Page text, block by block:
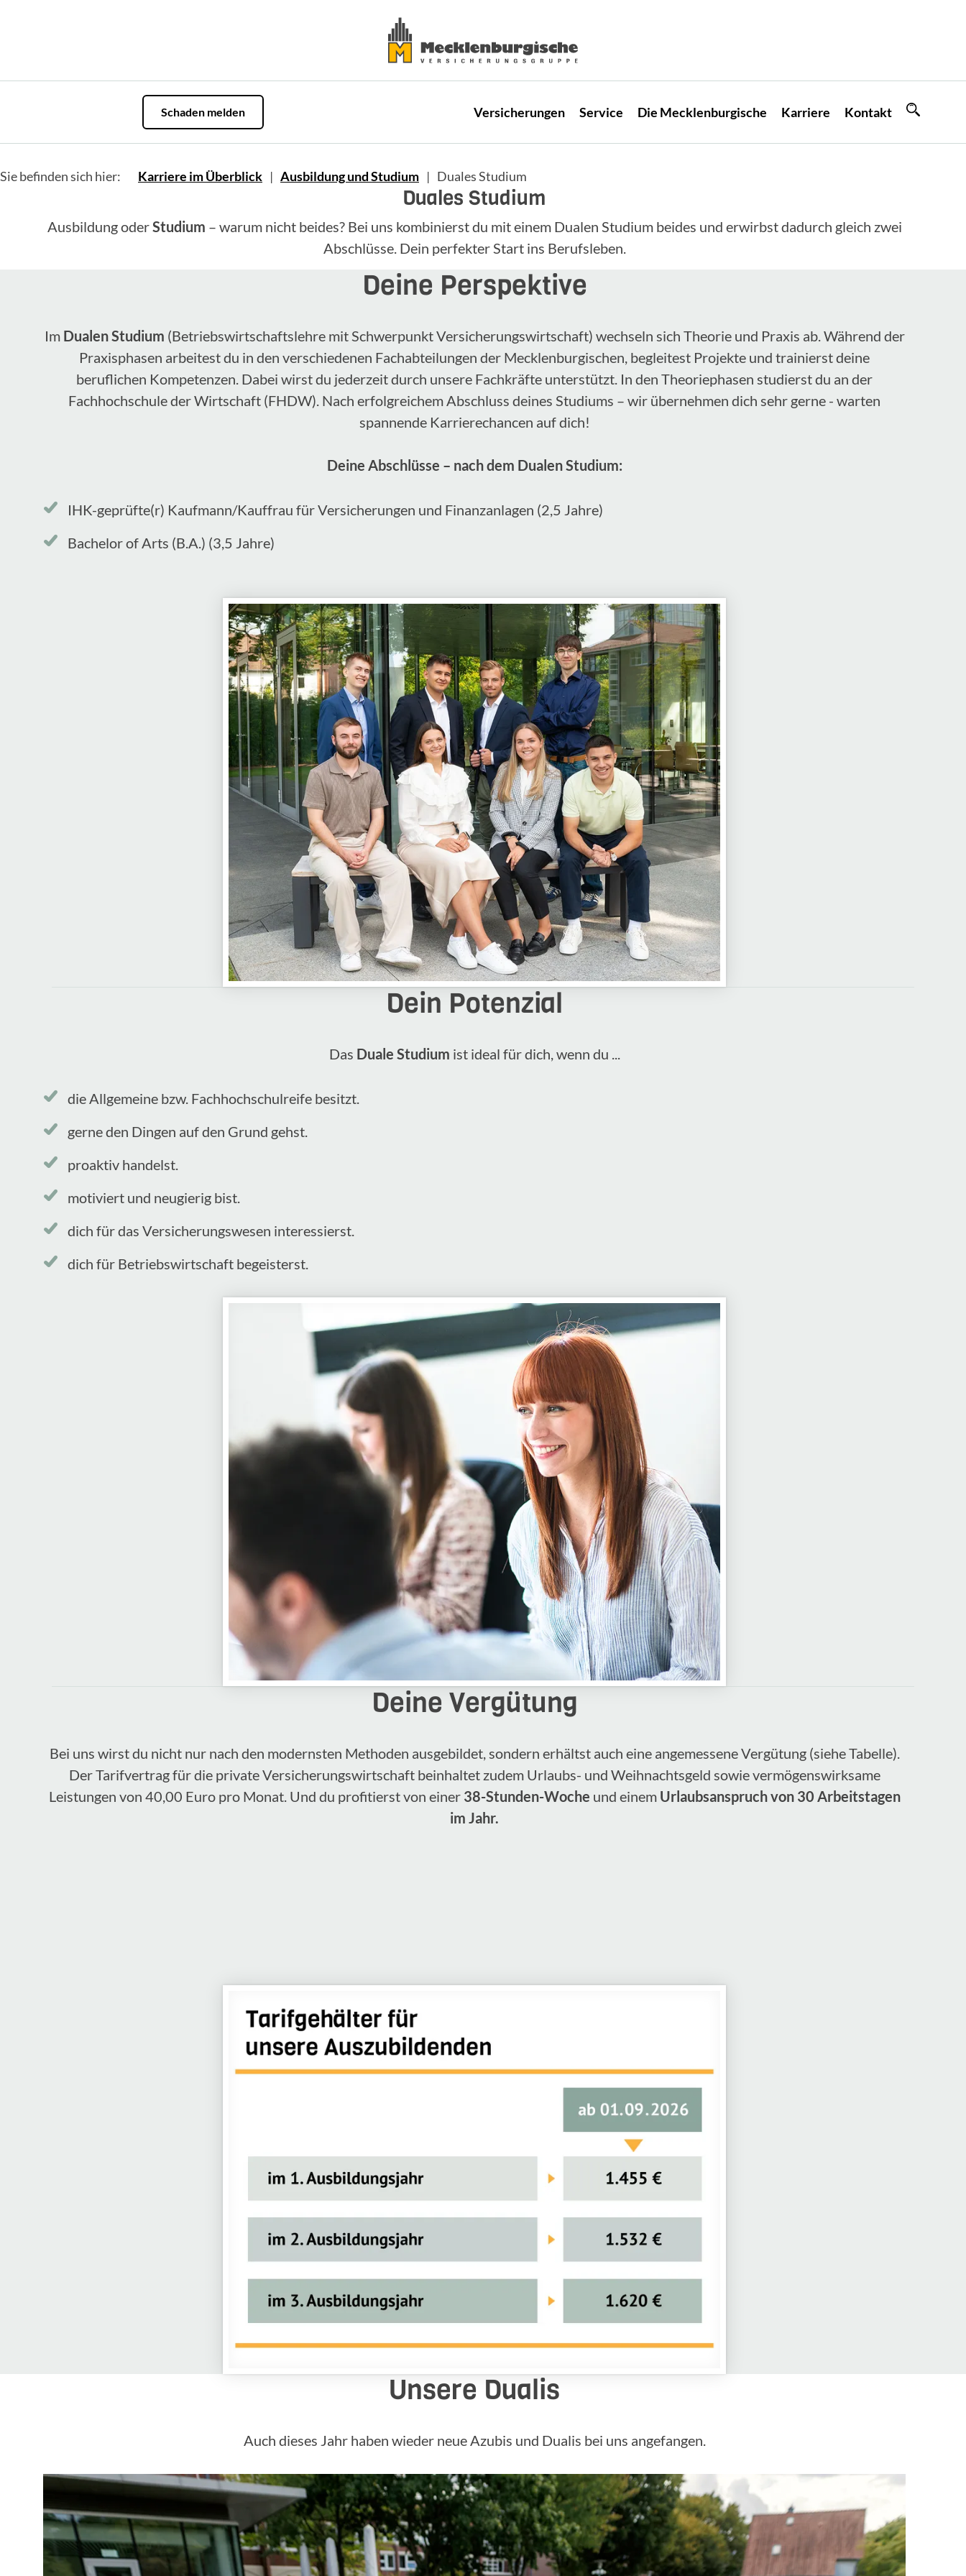
Schaden melden Versicherungen Service Die Mecklenburgische Karriere Kontakt
Sie befinden sich hier: Karriere im Überblick Ausbildung und Studium Duales Studium
Duales Studium
Ausbildung oderStudium – warum nicht beides? Bei uns kombinierst du mit einem Dualen Studium beides und erwirbst dadurch gleich zwei
Abschlüsse. Dein perfekter Start ins Berufsleben.
Deine Perspektive
Im Dualen Studium (Betriebswirtschaftslehre mit Schwerpunkt Versicherungswirtschaft) wechseln sich Theorie und Praxis ab. Während der
Praxisphasen arbeitest du in den verschiedenen Fachabteilungen der Mecklenburgischen, begleitest Projekte und trainierst deine
beruflichen Kompetenzen. Dabei wirst du jederzeit durch unsere Fachkräfte unterstützt. In den Theoriephasen studierst du an der
Fachhochschule der Wirtschaft (FHDW). Nach erfolgreichem Abschluss deines Studiums – wir übernehmen dich sehr gerne - warten
spannende Karrierechancen auf dich!
Deine Abschlüsse – nach dem Dualen Studium:
IHK-geprüfte(r) Kaufmann/Kauffrau für Versicherungen und Finanzanlagen (2,5 Jahre)
Bachelor of Arts (B.A.) (3,5 Jahre)
Dein Potenzial
Das Duale Studium ist ideal für dich, wenn du ...
die Allgemeine bzw. Fachhochschulreife besitzt.
gerne den Dingen auf den Grund gehst.
proaktiv handelst.
motiviert und neugierig bist.
dich für das Versicherungswesen interessierst.
dich für Betriebswirtschaft begeisterst.
Deine Vergütung
Bei uns wirst du nicht nur nach den modernsten Methoden ausgebildet, sondern erhältst auch eine angemessene Vergütung (siehe Tabelle).
Der Tarifvertrag für die private Versicherungswirtschaft beinhaltet zudem Urlaubs- und Weihnachtsgeld sowie vermögenswirksame
Leistungen von 40,00 Euro pro Monat. Und du profitierst von einer 38-Stunden-Woche und einem Urlaubsanspruch von 30 Arbeitstagen
im Jahr.
Unsere Dualis
Auch dieses Jahr haben wieder neue Azubis und Dualis bei uns angefangen.